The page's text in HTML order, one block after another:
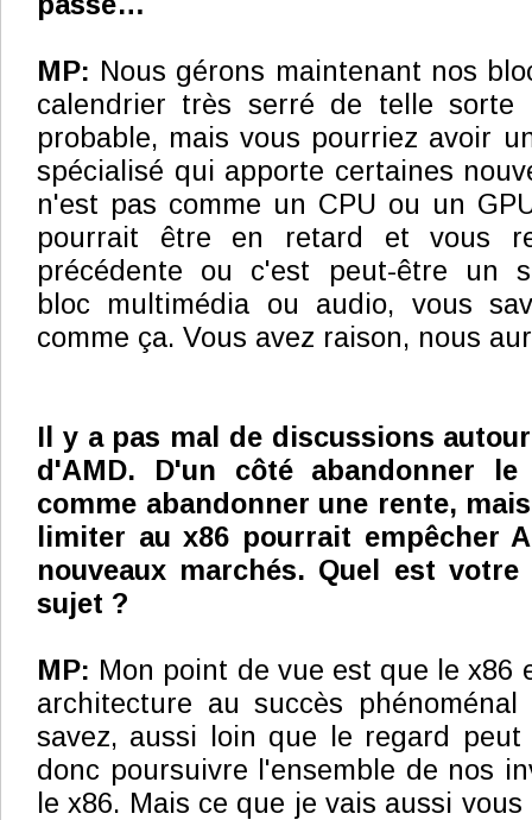
MP: Nous gérons maintenant nos
calendrier très serré de telle
probable, mais vous pourriez avoir
spécialisé qui apporte certaines
n'est pas comme un CPU ou un
pourrait être en retard et vous
précédente ou c'est peut-être un
bloc multimédia ou audio, vous
comme ça. Vous avez raison, nous
Il y a pas mal de discussions
d'AMD. D'un côté abandonner
comme abandonner une rente,
limiter au x86 pourrait empêcher
nouveaux marchés. Quel est
sujet ?
MP: Mon point de vue est que le x86
architecture au succès
savez, aussi loin que le regard peut
donc poursuivre l'ensemble de nos
le x86. Mais ce que je vais aussi